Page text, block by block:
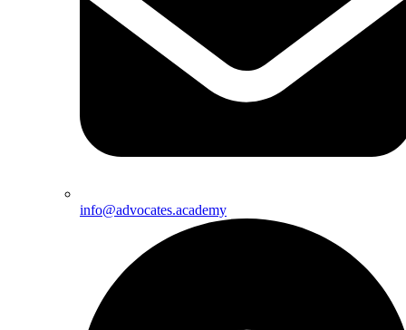
info@advocates.academy